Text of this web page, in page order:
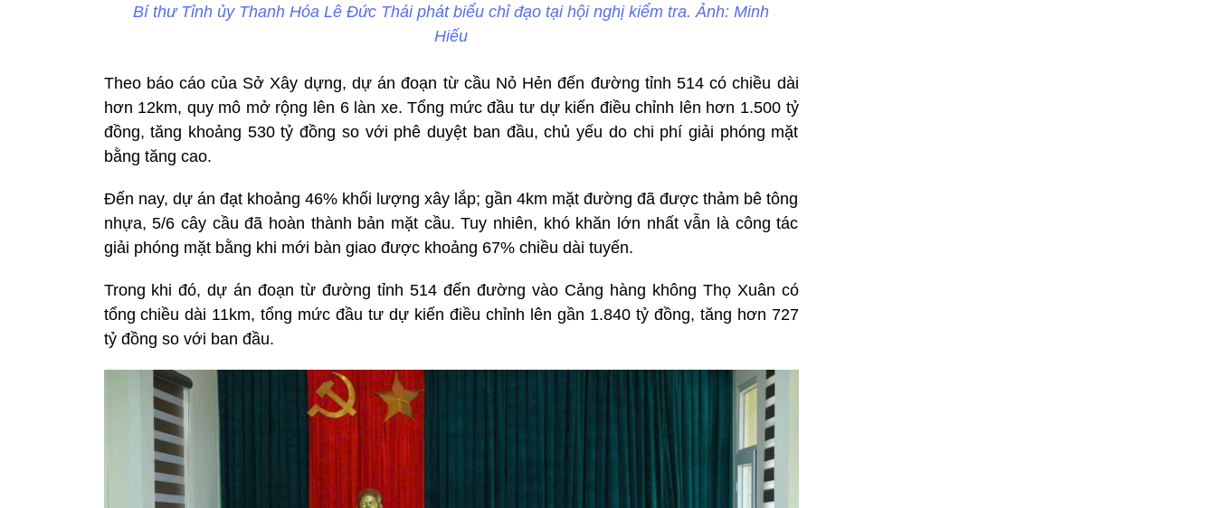
Bí thư Tỉnh ủy Thanh Hóa Lê Đức Thái phát biểu chỉ đạo tại hội nghị kiểm tra. Ảnh: Minh
Hiếu
Theo báo cáo của Sở Xây dựng, dự án đoạn từ cầu Nỏ Hẻn đến đường tỉnh 514 có chiều dài
hơn 12km, quy mô mở rộng lên 6 làn xe. Tổng mức đầu tư dự kiến điều chỉnh lên hơn 1.500 tỷ
đồng, tăng khoảng 530 tỷ đồng so với phê duyệt ban đầu, chủ yếu do chi phí giải phóng mặt
bằng tăng cao.
Đến nay, dự án đạt khoảng 46% khối lượng xây lắp; gần 4km mặt đường đã được thảm bê tông
nhựa, 5/6 cây cầu đã hoàn thành bản mặt cầu. Tuy nhiên, khó khăn lớn nhất vẫn là công tác
giải phóng mặt bằng khi mới bàn giao được khoảng 67% chiều dài tuyến.
Trong khi đó, dự án đoạn từ đường tỉnh 514 đến đường vào Cảng hàng không Thọ Xuân có
tổng chiều dài 11km, tổng mức đầu tư dự kiến điều chỉnh lên gần 1.840 tỷ đồng, tăng hơn 727
tỷ đồng so với ban đầu.